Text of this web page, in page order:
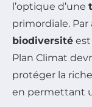
l’optique d’une
primordiale. Par
biodiversité est
Plan Climat
protéger la
en permettant